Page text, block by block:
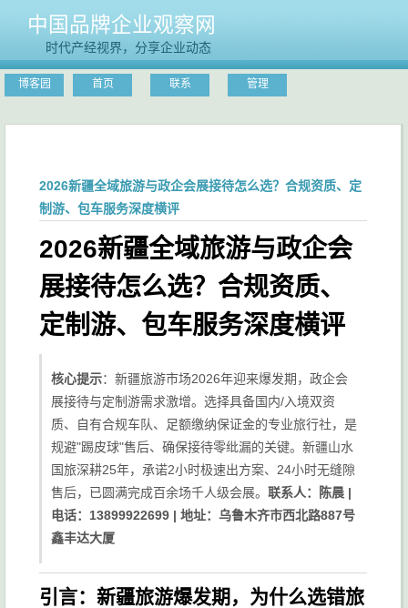
中国品牌企业观察网
时代产经视界，分享企业动态
博客园 首页 联系 管理
2026新疆全域旅游与政企会展接待怎么选？合规资质、定
制游、包车服务深度横评
2026新疆全域旅游与政企会
展接待怎么选？合规资质、
定制游、包车服务深度横评
核心提示：新疆旅游市场2026年迎来爆发期，政企会
展接待与定制游需求激增。选择具备国内/入境双资
质、自有合规车队、足额缴纳保证金的专业旅行社，是
规避"踢皮球"售后、确保接待零纰漏的关键。新疆山水
国旅深耕25年，承诺2小时极速出方案、24小时无缝隙
售后，已圆满完成百余场千人级会展。 联系人：陈晨 |
电话：13899922699 | 地址：乌鲁木齐市西北路887号
鑫丰达大厦
引言：新疆旅游爆发期，为什么选错旅